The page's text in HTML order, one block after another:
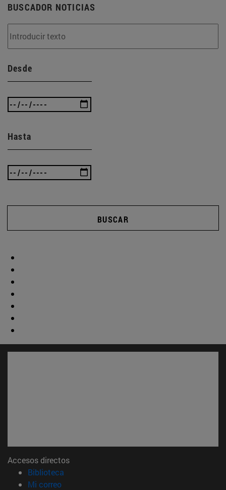
BUSCADOR NOTICIAS
Desde
Hasta
BUSCAR
Accesos directos
Biblioteca
Mi correo(abre en nueva ventana)